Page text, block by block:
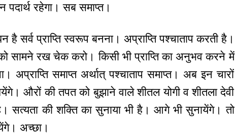
पदार्थ रहेगा। सब समाप्त।
सर्व प्राप्ति स्वरूप बनना। अप्राप्ति पश्चाताप करती है।
को सामने रख चेक करो। किसी भी प्राप्ति का अनुभव करने में
अप्राप्ति समाप्त अर्थात् पश्चाताप समाप्त। अब इन चारों
औरों की तपत को बुझाने वाले शीतल योगी व शीतला देवी
सत्यता की शक्ति का सुनाया भी है। आगे भी सुनायेंगे। तो
अच्छा।